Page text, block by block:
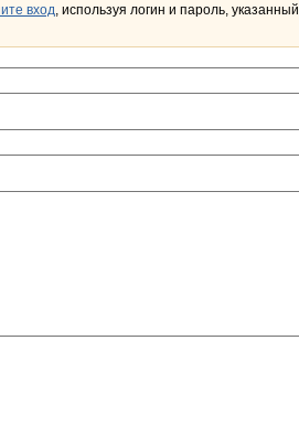
вход, используя логин и пароль,